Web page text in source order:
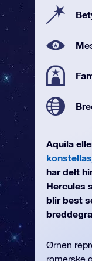
Aquila
har delt
Hercules
blir best
Ørnen
romerske